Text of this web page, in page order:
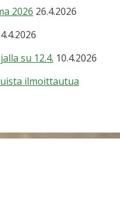
2026 26.4.2026
su 12.4. 10.4.2026
ilmoittautua